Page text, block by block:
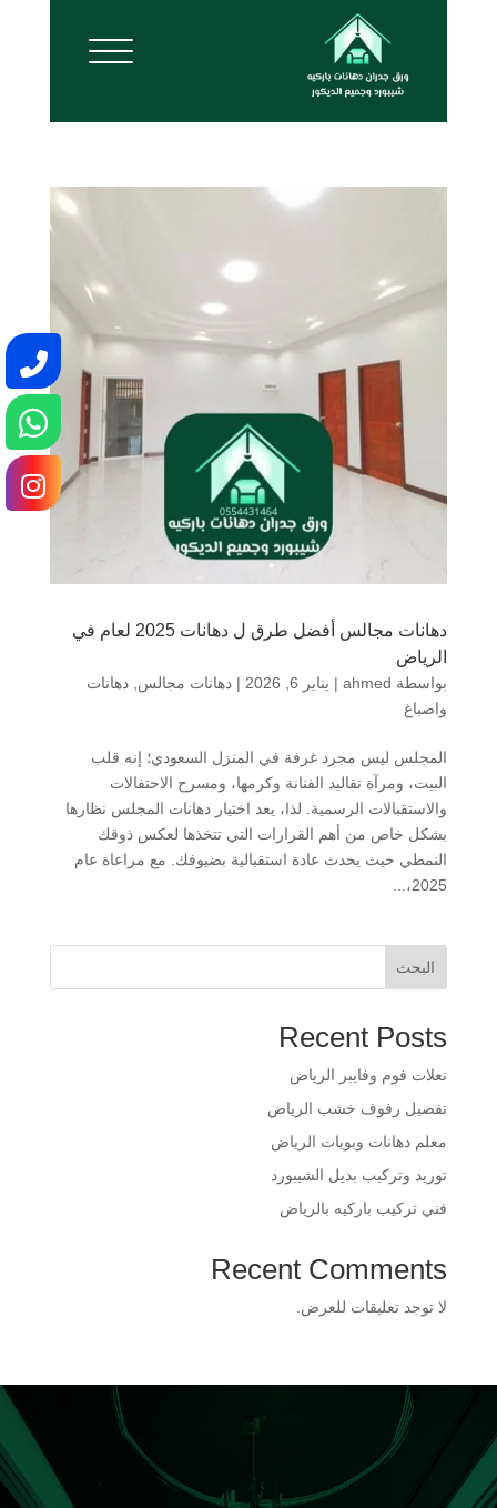
دهانات مجالس أفضل طرق ل دهانات 2025 لعام في
الرياض
بواسطة ahmed
| يناير 6, 2026 | دهانات مجالس, دهانات
واصباغ
المجلس ليس مجرد غرفة في المنزل السعودي؛ إنه قلب
البيت، ومرآة تقاليد الفنانة وكرمها، ومسرح الاحتفالات
والاستقبالات الرسمية. لذا، يعد اختيار دهانات المجلس نظارها
بشكل خاص من أهم القرارات التي تتخذها لعكس ذوقك
النمطي حيث يحدث عادة استقبالية بضيوفك. مع مراعاة عام
2025،...
البحث
Recent Posts
​نعلات فوم وفايبر الرياض
​تفصيل رفوف خشب الرياض
​معلم دهانات وبويات الرياض
​توريد وتركيب بديل الشيبورد
فني تركيب باركيه بالرياض
Recent Comments
لا توجد تعليقات للعرض.